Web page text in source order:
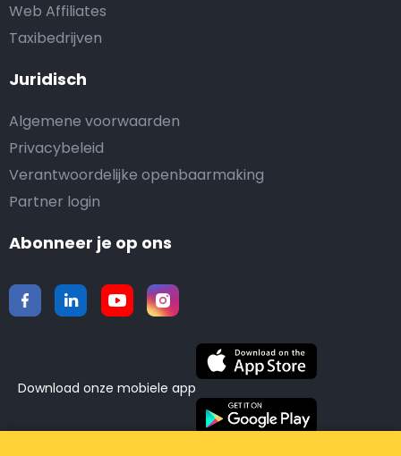
Web Affiliates
Taxibedrijven
Juridisch
Algemene voorwaarden
Privacybeleid
Verantwoordelijke openbaarmaking
Partner login
Abonneer je op ons
Download onze mobiele app